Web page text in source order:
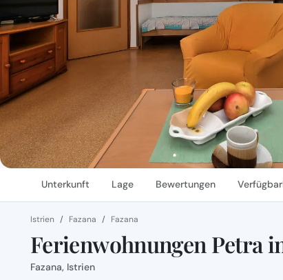
Unterkunft Lage Bewertungen
Istrien Fazana Fazana
Ferienwohnungen Petra
Fazana, Istrien